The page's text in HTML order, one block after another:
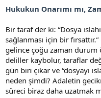
Hukukun Onarımı mı,
Bir taraf der ki: “Dosya
sağlanması için bir
gelince çoğu zaman durum
deliller kaybolur, taraflar
gün biri çıkar ve “dosyayı
neden şimdi? Adaletin
süreci biraz daha uzatmak